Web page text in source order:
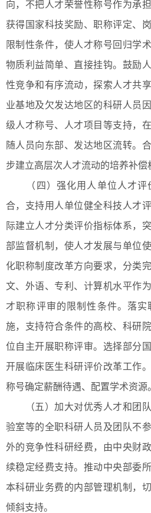
向，不把人才荣誉性称号作为承
获得国家科技奖励、职称评定、
限制性条件，使人才称号回归学
物质利益简单、直接挂钩。鼓励
性竞争和有序流动，探索人才共
业基地及欠发达地区的科研人员
级人才称号、人才项目等支持，
随人员向东部、发达地区流转。
步建立高层次人才流动的培养补偿
（四）强化用人单位人才评
合，支持用人单位健全科技人才
际建立人才分类评价指标体系，
部监督机制，使人才发展与单位
化职称制度改革方向要求，分类
文、外语、专利、计算机水平作
才职称评审的限制性条件。落
施，支持符合条件的高校、科研
位自主开展职称评审。选择部分
开展临床医生科研评价改革工作
称号确定薪酬待遇、配置学术资源
（五）加大对优秀人才和团队
验室等的全职科研人员及团队不
外的竞争性科研经费，由中央财
续稳定经费支持。推动中央部委
本科研业务费的内部管理机制，
倾斜支持。